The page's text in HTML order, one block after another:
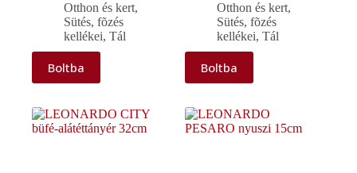
Otthon és kert,
Sütés, fõzés
kellékei, Tál
Boltba
Otthon és kert,
Sütés, fõzés
kellékei,Tál
Boltba